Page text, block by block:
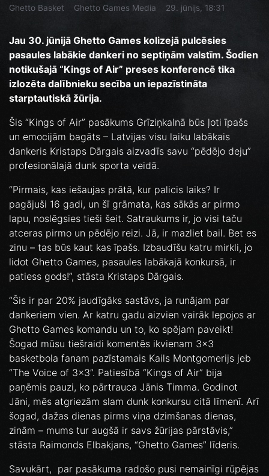
Ghetto Basket Ghetto Games Media 29. jūnijs, 18:31
Jau 30. jūnijā Ghetto Games kolizejā pulcēsies
pasaules labākie dankeri no septiņām valstīm. Šodien
notikušajā “Kings of Air” preses konferencē tika
izlozēta dalībnieku secība un iepazīstināta
starptautiskā žūrija.
Šis “Kings of Air” pasākums Grīziņkalnā būs ļoti īpašs
un emocijām bagāts – Latvijas visu laiku labākais
dankeris Kristaps Dārgais aizvadīs savu “pēdējo deju”
profesionālajā dunk sporta veidā.
“Pirmais, kas iešaujas prātā, kur palicis laiks? Ir
pagājuši 16 gadi, un šī grāmata, kas sākās ar pirmo
lapu, noslēgsies tieši šeit. Satraukums ir, jo visi taču
atceras pirmo un pēdējo reizi. Jā, ir mazliet bail. Bet es
zinu – tas būs kaut kas īpašs. Izbaudīšu katru mirkli, jo
lidot Ghetto Games, pasaules labākajā konkursā, ir
patiess gods!”, stāsta Kristaps Dārgais.
“Šis ir par 20% jaudīgāks sastāvs, ja runājam par
dankeriem vien. Ar katru gadu aizvien vairāk lepojos ar
Ghetto Games komandu un to, ko spējam paveikt!
Šogad mūsu tiešraidi komentēs ikvienam 3x3
basketbola fanam pazīstamais Kails Montgomerijs jeb
“The Voice of 3x3”. Patiesībā “Kings of Air” bija
paņēmis pauzi, ko pārtrauca Jānis Timma. Godinot
Jāni, mēs atgriezām slam dunk konkursu citā līmenī. Arī
šogad, dažas dienas pirms viņa dzimšanas dienas,
zinām – mums tur augšā ir savs žūrijas pārstāvis,”
stāsta Raimonds Elbakjans, “Ghetto Games” līderis.
Savukārt, par pasākuma radošo pusi nemainīgi rūpējas